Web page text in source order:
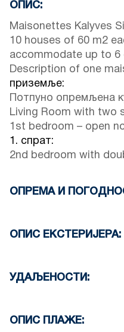
ОПИС:
Maisonettes Kalyves
10 houses of 60 m2
accommodate up to 6
Description of one
приземље:
Потпуно опремљена
Living Room with two
1st bedroom – open
1. спрат:
2nd bedroom with
ОПРЕМА И
Клима уређај
clothes – extra charge
Room cleaning every
ОПИС ЕКСТЕРИЈЕРА:
guests only)
There is always
УДАЉЕНОСТИ:
Супермаркет 550 м
ОПИС ПЛАЖЕ: